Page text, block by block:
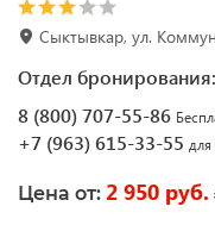
Сыктывкар, ул.
Отдел бронирования:
8 (800) 707-55-86
+7 (963) 615-33-55
Цена от: 2 950 руб.